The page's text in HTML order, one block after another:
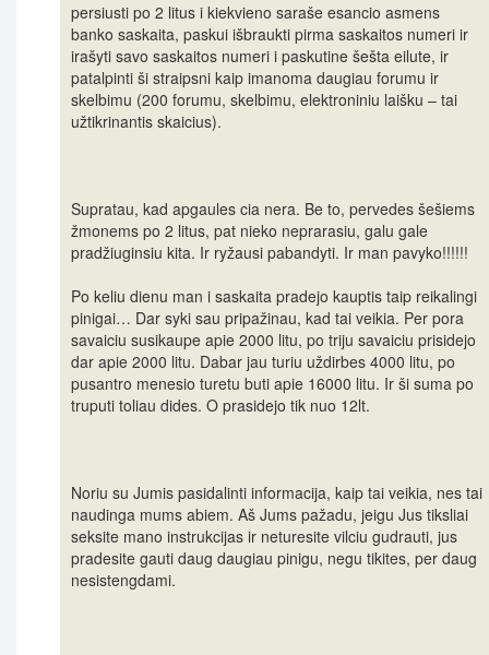
persiusti po 2 litus i kiekvieno saraše esancio asmens
banko saskaita, paskui išbraukti pirma saskaitos numeri ir
irašyti savo saskaitos numeri i paskutine šešta eilute, ir
patalpinti ši straipsni kaip imanoma daugiau forumu ir
skelbimu (200 forumu, skelbimu, elektroniniu laišku – tai
užtikrinantis skaicius).
Supratau, kad apgaules cia nera. Be to, pervedes šešiems
žmonems po 2 litus, pat nieko neprarasiu, galu gale
pradžiuginsiu kita. Ir ryžausi pabandyti. Ir man pavyko!!!!!!
Po keliu dienu man i saskaita pradejo kauptis taip reikalingi
pinigai… Dar syki sau pripažinau, kad tai veikia. Per pora
savaiciu susikaupe apie 2000 litu, po triju savaiciu prisidejo
dar apie 2000 litu. Dabar jau turiu uždirbes 4000 litu, po
pusantro menesio turetu buti apie 16000 litu. Ir ši suma po
truputi toliau dides. O prasidejo tik nuo 12lt.
Noriu su Jumis pasidalinti informacija, kaip tai veikia, nes tai
naudinga mums abiem. Aš Jums pažadu, jeigu Jus tiksliai
seksite mano instrukcijas ir neturesite vilciu gudrauti, jus
pradesite gauti daug daugiau pinigu, negu tikites, per daug
nesistengdami.